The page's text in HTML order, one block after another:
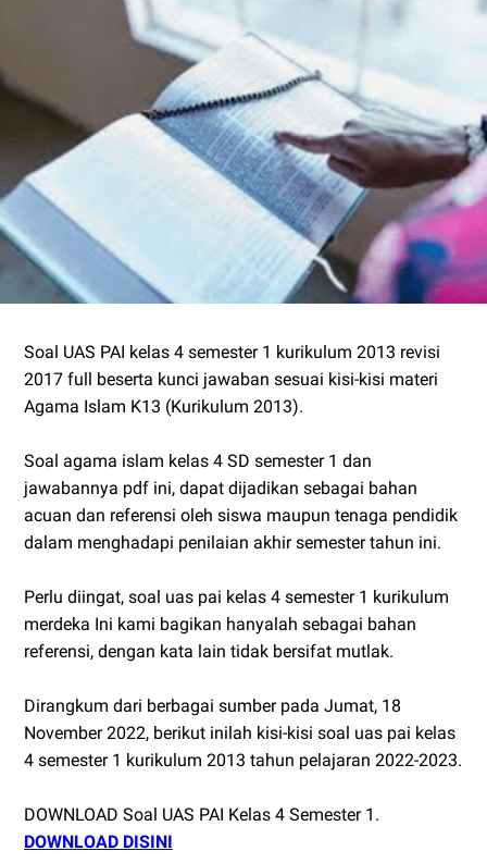
Soal UAS PAI kelas 4 semester 1 kurikulum 2013 revisi
2017 full beserta kunci jawaban sesuai kisi-kisi materi
Agama Islam K13 (Kurikulum 2013).
Soal agama islam kelas 4 SD semester 1 dan
jawabannya pdf ini, dapat dijadikan sebagai bahan
acuan dan referensi oleh siswa maupun tenaga pendidik
dalam menghadapi penilaian akhir semester tahun ini.
Perlu diingat, soal uas pai kelas 4 semester 1 kurikulum
merdeka Ini kami bagikan hanyalah sebagai bahan
referensi, dengan kata lain tidak bersifat mutlak.
Dirangkum dari berbagai sumber pada Jumat, 18
November 2022, berikut inilah kisi-kisi soal uas pai kelas
4 semester 1 kurikulum 2013 tahun pelajaran 2022-2023.
DOWNLOAD Soal UAS PAI Kelas 4 Semester 1.
DOWNLOAD DISINI